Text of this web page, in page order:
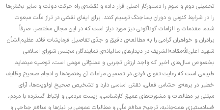
تحمیلی دوم و سوم را دستورکار اصلی قرار داده و نقشه‌ی راه حرکت دولت و سایر بخش‌ها
را در شرایط کنونی و دوران پساجنگ ترسیم کنند. برای ایفای نقشی در تراز ملّت مبعوث
شده، مقدمات و الزامات گوناگونی نیز مورد نیاز است که در این مجال مختصر، صرفاً
برادران و خواهران گرامی را به مطالعه‌ی دقیق و جدّی تفاصیل فرمایشات قائد عظیم‌الشأن
شهید اعلی‌الله‌مقامه‌الشریف در دیدار‌های سالیانه‌ی نمایندگان مجلس شورای اسلامی
بخصوص سال‌های اخیر که واجد ارزش تجربی و عملیّاتی مهمی است، توصیه مینمایم.
طبیعی است که رعایت تقوای فردی در تضمین مراعات آن رهنمود‌ها و انجام صحیح وظایف
خطیر در برهه‌ی حسّاس فعلی، نقش اساسی دارد و تشخیص صحیح اولویت‌ها، آرای
مبتنی بر مطالعات و مشورت‌های عمیق کارشناسی، زیست مردمی و ارتباط گسترده با مردم،
فسادستیزی همه‌جانبه، ترجیح منافع ملّی و مطالبات عمومی بر نیاز‌ها و منافع جناحی و